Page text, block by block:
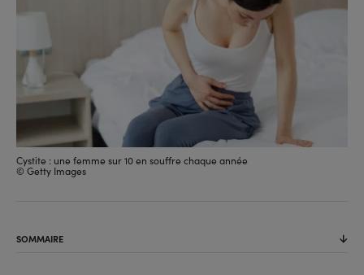
Cystite : une femme sur 10 en souffre chaque année
© Getty Images
SOMMAIRE